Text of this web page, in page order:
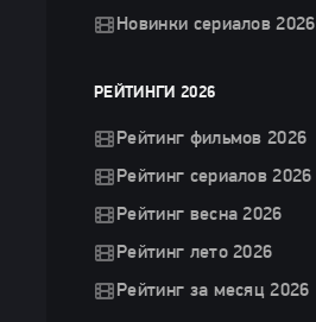
Новинки сериалов 2026
РЕЙТИНГИ 2026
Рейтинг фильмов 2026
Рейтинг сериалов 2026
Рейтинг весна 2026
Рейтинг лето 2026
Рейтинг за месяц 2026